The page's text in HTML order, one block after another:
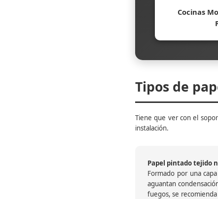
Cocinas
Tipos de
Tiene que ver con el
instalación.
Papel pintado tejido
Formado por una
aguantan
fuegos, se